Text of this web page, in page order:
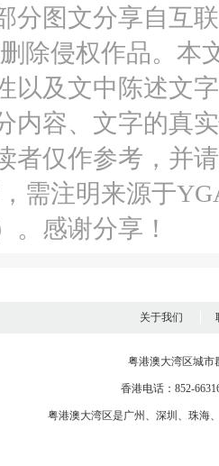
分图文分享自互
除侵权作品。本
以及文中陈述文
内容、文字的真
者仅作参考，并
需注明来源于
。感谢分享！
关于我们
粤港澳大湾区城市
香港电话：852-
粤港澳大湾区是广州 、 深圳 、 珠海